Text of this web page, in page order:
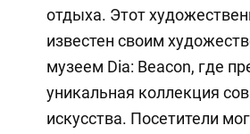
отдыха. Этот
известен своим
музеем Dia: Beacon, где
уникальная коллекция
искусства. Посетители